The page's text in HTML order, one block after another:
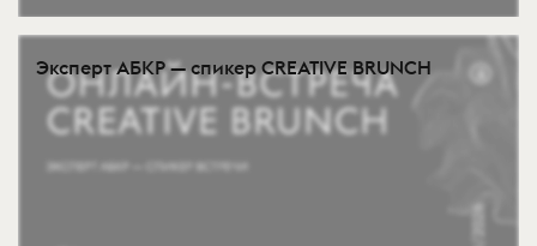
Эксперт АБКР — спикер CREATIVE BRUNCH